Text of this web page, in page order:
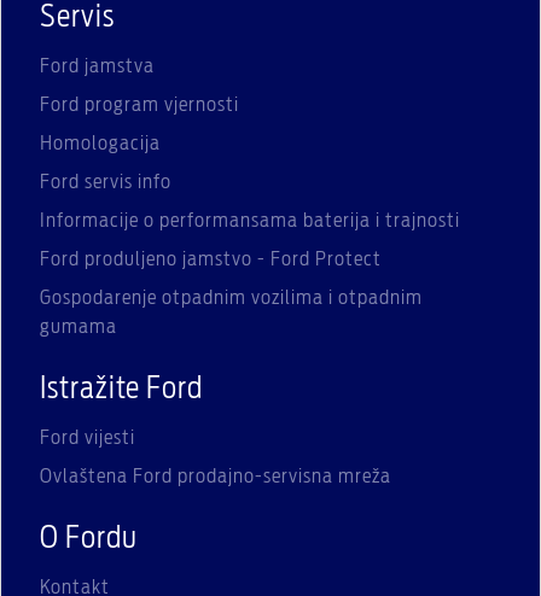
Servis
Ford jamstva
Ford program vjernosti
Homologacija
Ford servis info
Informacije o performansama baterija i trajnosti
Ford produljeno jamstvo - Ford Protect
Gospodarenje otpadnim vozilima i otpadnim
gumama
Istražite Ford
Ford vijesti
Ovlaštena Ford prodajno-servisna mreža
O Fordu
Kontakt